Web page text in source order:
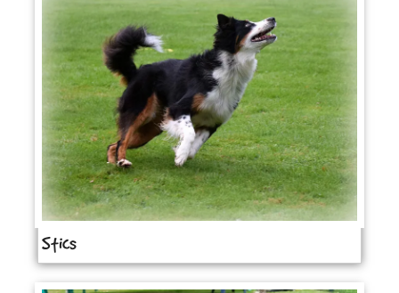
Stics